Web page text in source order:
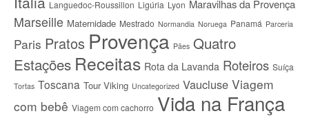
Languedoc-Roussillon Ligúria Lyon Maravilhas da Provença
Marseille Maternidade Mestrado Normandia Noruega Panamá Parceria
Paris Pratos Provença Pães Quatro
Estações Receitas Rota da Lavanda Roteiros Suíça
Tortas Toscana Tour Viking Uncategorized Vaucluse Viagem
com bebê Viagem com cachorro Vida na França